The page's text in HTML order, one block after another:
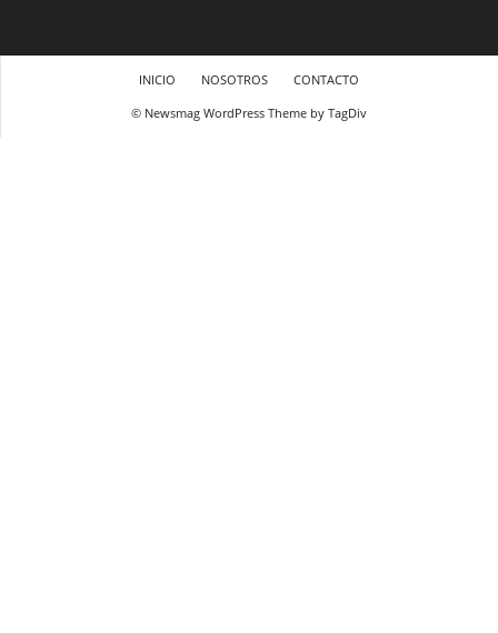
INICIO NOSOTROS
CONTACTO
© Newsmag WordPress Theme by TagDiv